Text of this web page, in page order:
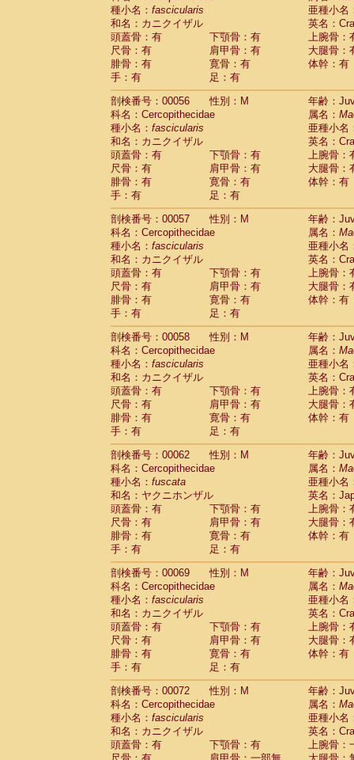
Cercopithecidae
Macaca
CercopithecidaeMacaca cyclopis (6)
CercopithecidaeMacaca fascicularis
CercopithecidaeMacaca fuscaca
CercopithecidaeMacaca fuscata
CercopithecidaeMacaca fuscata
CercopithecidaeMacaca maura(1)
Cercopithecidae Macaca mulatta(45)
Cercopithecidae Macaca nemestrina(3)
Cercopithecidae Macaca nigra(1)
CercopithecidaeMacaca radiata(7)
CercopithecidaeMacaca silenus(0)
CercopithecidaeMacaca sinica (0)
CercopithecidaeMacaca sylvanus
CercopithecidaeMacaca thibetana (0)
Cercopithecidae Macaca tonkeana (0)
Cercopithecidae hybrid(1)
Cercopithecidae (0)
CercopithecidaeAllenopithecus
CercopithecidaeCercopithecus
CercopithecidaeCercopithecus
CercopithecidaeCercopithecus
CercopithecidaeCercopithecus diana
CercopithecidaeCercopithecus
Cercopithecidae
Cercopithecus
Cercopithecidae
Cercopithecus mitis
CercopithecidaeCercopithecus mitis
CercopithecidaeCercopithecus mitis
CercopithecidaeCercopithecus mona
CercopithecidaeCercopithecus
CercopithecidaeCercopithecus
CercopithecidaeCercopithecus
Cercopithecidae
Cercopithecusspp.(0)
Cercopithecidae
Chlorocebus
CercopithecidaeChlorocebus
CercopithecidaeErythrocebus patas
CercopithecidaeMiopithecus talapoin
CercopithecidaeCercopithecinae spp.
CercopithecidaeColobus angolensis
CercopithecidaeColobus guereza (0)
Cercopithecidae Colobus polykomos
Cercopithecidae Piliocolobus badius
Cercopithecidae Kasi senex vetulus(0)
CercopithecidaeKasi senex
CercopithecidaeNasalis larvatus(0)
CercopithecidaePresbytes
CercopithecidaePygathrix nemaeus
CercopithecidaeSemnopithecus
Cercopithecidae
Trachypithecus
Cercopithecidae
Trachypithecus
Cercopithecidae
Trachypithecus
CercopithecidaeTrachypithecus
CercopithecidaeColobinae spp.
種小名： fascicularis
亜種小名
和名：カニクイザル
英名：
頭蓋骨：有
下顎骨：有
上腕骨：
尺骨：有
肩甲骨：有
大腿骨：
腓骨：有
寛骨：有
体幹：有
手：有
足：有
剖検番号：00056
性別：M
年齢：
科名：Cercopithecidae
属名：
種小名： fascicularis
亜種小名
和名：カニクイザル
英名：
頭蓋骨：有
下顎骨：有
上腕骨：
尺骨：有
肩甲骨：有
大腿骨：
腓骨：有
寛骨：有
体幹：有
手：有
足：有
剖検番号：00057
性別：M
年齢：
科名：Cercopithecidae
属名：
種小名： fascicularis
亜種小名
和名：カニクイザル
英名：
頭蓋骨：有
下顎骨：有
上腕骨：
尺骨：有
肩甲骨：有
大腿骨：
腓骨：有
寛骨：有
体幹：有
手：有
足：有
剖検番号：00058
性別：M
年齢：
科名：Cercopithecidae
属名：
種小名： fascicularis
亜種小名
和名：カニクイザル
英名：
頭蓋骨：有
下顎骨：有
上腕骨：
尺骨：有
肩甲骨：有
大腿骨：
腓骨：有
寛骨：有
体幹：有
手：有
足：有
剖検番号：00062
性別：M
年齢：
科名：Cercopithecidae
属名：
種小名： fuscata
亜種小名
和名：ヤクニホンザル
英名：
頭蓋骨：有
下顎骨：有
上腕骨：
尺骨：有
肩甲骨：有
大腿骨：
腓骨：有
寛骨：有
体幹：有
手：有
足：有
剖検番号：00069
性別：M
年齢：
科名：Cercopithecidae
属名：
種小名： fascicularis
亜種小名
和名：カニクイザル
英名：
頭蓋骨：有
下顎骨：有
上腕骨：
尺骨：有
肩甲骨：有
大腿骨：
腓骨：有
寛骨：有
体幹：有
手：有
足：有
剖検番号：00072
性別：M
年齢：
科名：Cercopithecidae
属名：
種小名： fascicularis
亜種小名
和名：カニクイザル
英名：
頭蓋骨：有
下顎骨：有
上腕骨：